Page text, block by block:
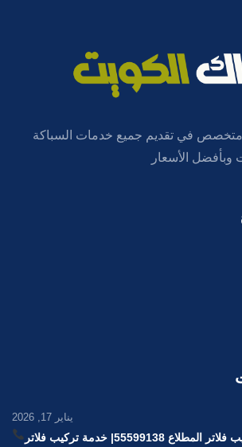
في تقديم جميع خدمات السباكة
وبأفضل الأسعار
يناير 17, 2026
المطلاع 55599138
| خدمة تركيب فلاتر